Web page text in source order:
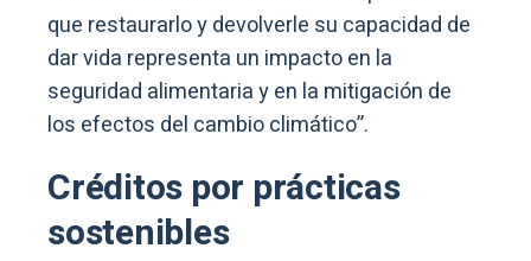
que restaurarlo y devolverle su capacidad de
dar vida representa un impacto en la
seguridad alimentaria y en la mitigación de
los efectos del cambio climático”.
Créditos por prácticas
sostenibles